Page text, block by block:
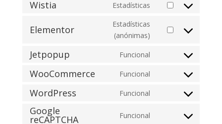
Wistia Estadísticas
Consent
service
Elementor
Estadísticas
(anónimas)
Consent
Jetpopup Funcional
jetpopup
WooCommerce Funcional
woocommerce
WordPress Funcional
Google
reCAPTCHA Funcional